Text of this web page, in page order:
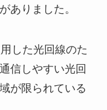
ありました。
した光回線のた
信しやすい光回
が限られている